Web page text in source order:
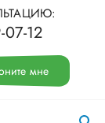
12
мне